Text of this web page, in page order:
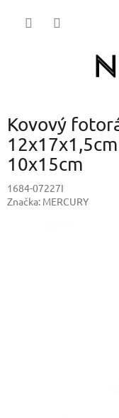
Kovový
10x15cm
1684-07227I
Značka: MERCURY